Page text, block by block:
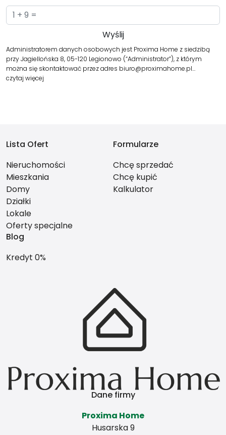
Administratorem danych osobowych jest Proxima Home z siedzibą
przy Jagiellońska 8, 05-120 Legionowo (“Administrator”), z którym
można się skontaktować przez adres biuro@proximahome.pl…
czytaj więcej
Lista Ofert
Nieruchomości
Mieszkania
Domy
Działki
Lokale
Oferty specjalne
Formularze
Chcę sprzedać
Chcę kupić
Kalkulator
Blog
Kredyt 0%
Dane firmy
Proxima Home
Husarska 9